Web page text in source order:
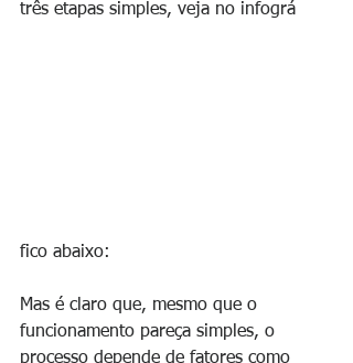
três etapas simples, veja no infográ
fico abaixo:
Mas é claro que, mesmo que o
funcionamento pareça simples, o
processo depende de fatores como